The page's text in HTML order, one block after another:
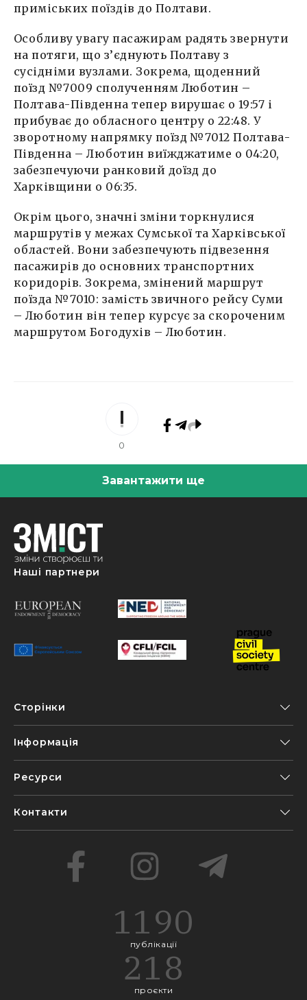
приміських поїздів до Полтави.
Особливу увагу пасажирам радять звернути
на потяги, що з’єднують Полтаву з
сусідніми вузлами. Зокрема, щоденний
поїзд №7009 сполученням Люботин –
Полтава-Південна тепер вирушає о 19:57 і
прибуває до обласного центру о 22:48. У
зворотному напрямку поїзд №7012 Полтава-
Південна – Люботин виїжджатиме о 04:20,
забезпечуючи ранковий доїзд до
Харківщини о 06:35.
Окрім цього, значні зміни торкнулися
маршрутів у межах Сумської та Харківської
областей. Вони забезпечують підвезення
пасажирів до основних транспортних
коридорів. Зокрема, змінений маршрут
поїзда №7010: замість звичного рейсу Суми
– Люботин він тепер курсує за скороченим
маршрутом Богодухів – Люботин.
0
Завантажити ще
Наші партнери
Сторінки
Інформація
Ресурси
Контакти
1190
публікації
218
проєкти